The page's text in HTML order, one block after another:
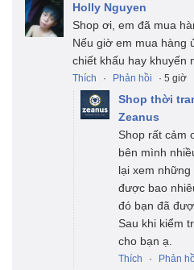
Holly Nguyen
Shop ơi, em đã mua
Nếu giờ em mua hàng
chiết khấu hay khuyến
Thích · Phản hồi · 5 giờ
Shop thời
Zeanus
Shop rất cảm
bên mình
lại xem
được bao
đó bạn đã
Sau khi kiểm
cho bạn ạ.
Thích · Phản